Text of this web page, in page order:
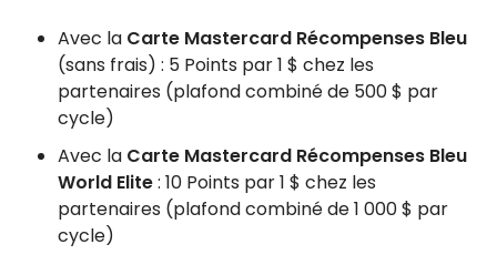
Avec la Carte Mastercard Récompenses Bleu
(sans frais) : 5 Points par 1 $ chez les
partenaires (plafond combiné de 500 $ par
cycle)
Avec la Carte Mastercard Récompenses Bleu
World Elite: 10 Points par 1 $ chez les
partenaires (plafond combiné de 1 000 $ par
cycle)